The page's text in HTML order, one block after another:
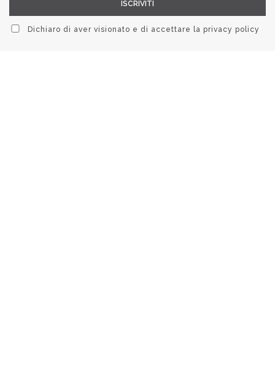
Dichiaro di aver visionato e di accettare la privacy policy